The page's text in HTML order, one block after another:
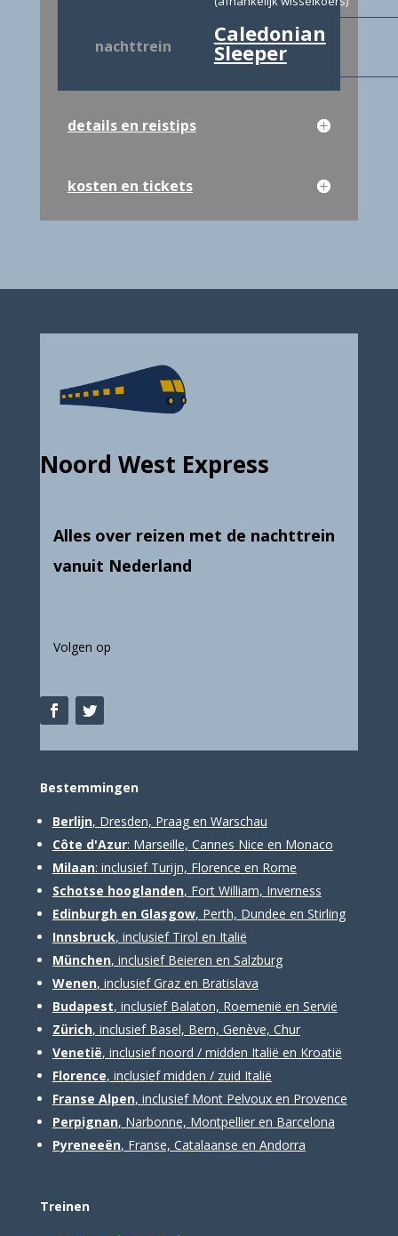
nachttrein Caledonian
Sleeper
details en reistips
kosten en tickets
Noord West Express
Alles over reizen met de nachttrein
vanuit Nederland
Volgen op
Bestemmingen
Berlijn, Dresden, Praag en Warschau
Côte d'Azur: Marseille, Cannes Nice en Monaco
Milaan: inclusief Turijn, Florence en Rome
Schotse hooglanden, Fort William, Inverness
Edinburgh en Glasgow, Perth, Dundee en Stirling
Innsbruck, inclusief Tirol en Italië
München, inclusief Beieren en Salzburg
Wenen, inclusief Graz en Bratislava
Budapest, inclusief Balaton, Roemenië en Servië
Zürich, inclusief Basel, Bern, Genève, Chur
Venetië, inclusief noord / midden Italië en Kroatië
Florence, inclusief midden / zuid Italië
Franse Alpen, inclusief Mont Pelvoux en Provence
Perpignan, Narbonne, Montpellier en Barcelona
Pyreneeën, Franse, Catalaanse en Andorra
Treinen